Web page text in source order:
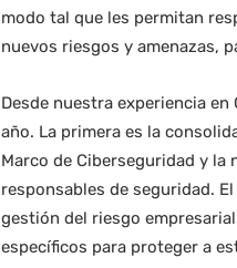
modo tal que les permitan
nuevos riesgos y amenazas,
Desde nuestra experiencia en
año. La primera es la
Marco de Ciberseguridad y la
responsables de seguridad.
gestión del riesgo
específicos para proteger a